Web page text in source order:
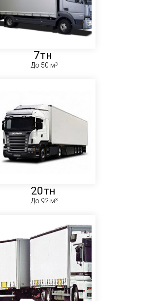
7тн
До 50 м
20тн
До 92 м